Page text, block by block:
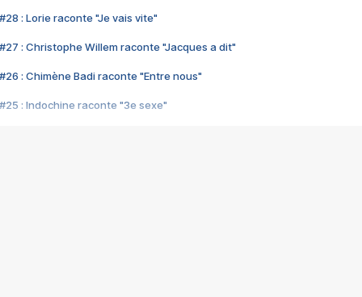
#28 : Lorie raconte "Je vais vite"
#27 : Christophe Willem raconte "Jacques a dit"
#26 : Chimène Badi raconte "Entre nous"
#25 : Indochine raconte "3e sexe"